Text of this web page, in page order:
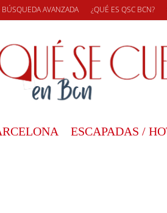
BÚSQUEDA AVANZADA ¿QUÉ ES QSC BCN?
ESCAPADAS /